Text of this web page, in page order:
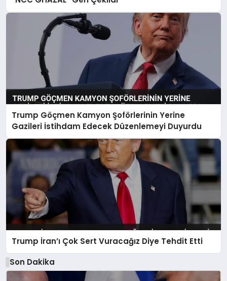
Trump Göçmen Kamyon Şoförlerinin Yerine
Gazileri İstihdam Edecek Düzenlemeyi Duyurdu
Trump İran’ı Çok Sert Vuracağız Diye Tehdit Etti
Son Dakika